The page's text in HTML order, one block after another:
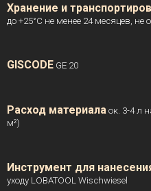
Хранение и
до +25°C не менее 24 месяцев,
GISCODE GE 20
Расход материала ок. 3-4 л
м²)
Инструмент для
уходу LOBATOOL Wischwiesel